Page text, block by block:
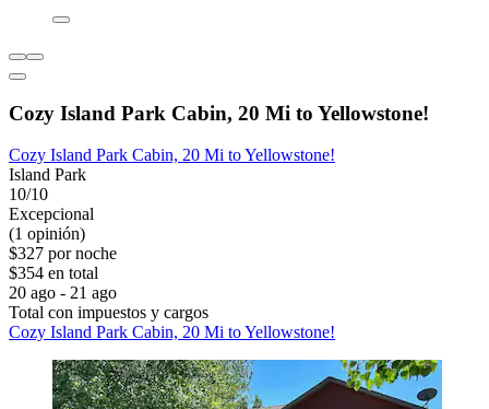
Cozy Island Park Cabin, 20 Mi to Yellowstone!
Cozy Island Park Cabin, 20 Mi to Yellowstone!
Island Park
10/10
Excepcional
(1 opinión)
$327 por noche
$354 en total
20 ago - 21 ago
Total con impuestos y cargos
Cozy Island Park Cabin, 20 Mi to Yellowstone!